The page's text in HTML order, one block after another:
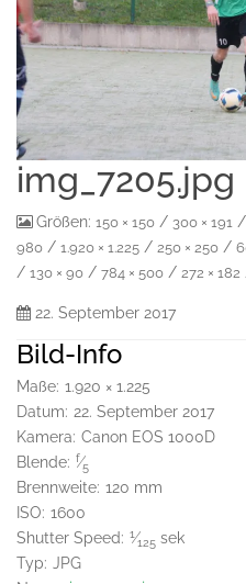
img_7205.jpg
Größen: 150 × 150 / 300 × 191 /
980 / 1.920 × 1.225 / 250 × 250 /
/ 130 × 90 / 784 × 500 / 272 × 182
22. September 2017
Bild-Info
Maße: 1.920 × 1.225
Datum: 22. September 2017
Kamera: Canon EOS 1000D
Blende: f⁄5
Brennweite: 120 mm
ISO: 1600
Shutter Speed: 1⁄125 sek
Typ: JPG